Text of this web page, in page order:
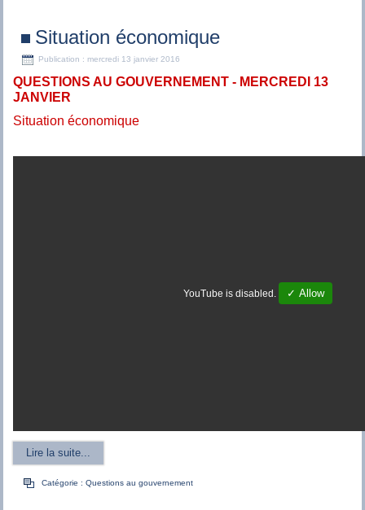
Situation économique
Publication : mercredi 13 janvier 2016
QUESTIONS AU GOUVERNEMENT - MERCREDI 13
JANVIER
Situation économique
YouTube is disabled. ✓ Allow
Lire la suite...
Catégorie :Questions au gouvernement